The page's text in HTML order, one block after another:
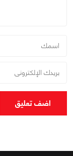
اضف تعليق